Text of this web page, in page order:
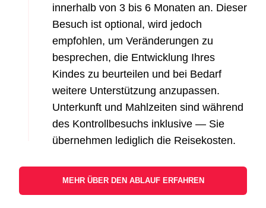
innerhalb von 3 bis 6 Monaten an. Dieser
Besuch ist optional, wird jedoch
empfohlen, um Veränderungen zu
besprechen, die Entwicklung Ihres
Kindes zu beurteilen und bei Bedarf
weitere Unterstützung anzupassen.
Unterkunft und Mahlzeiten sind während
des Kontrollbesuchs inklusive — Sie
übernehmen lediglich die Reisekosten.
MEHR ÜBER DEN ABLAUF ERFAHREN